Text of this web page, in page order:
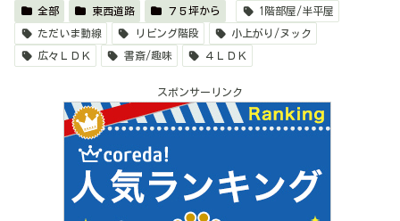
全部 東西道路 ７５坪から 1階部屋/半平屋
ただいま動線 リビング階段 小上がり/ヌック
広々ＬＤＫ 書斎/趣味 ４ＬＤＫ
スポンサーリンク